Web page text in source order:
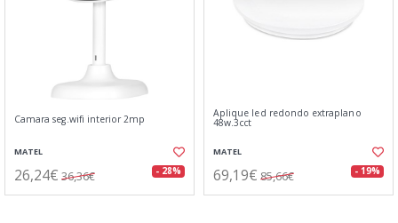
Camara seg.wifi interior 2mp
MATEL
26,24€ 36,36€ - 28%
Aplique led redondo extraplano
48w.3cct
MATEL
69,19€ 85,66€ - 19%